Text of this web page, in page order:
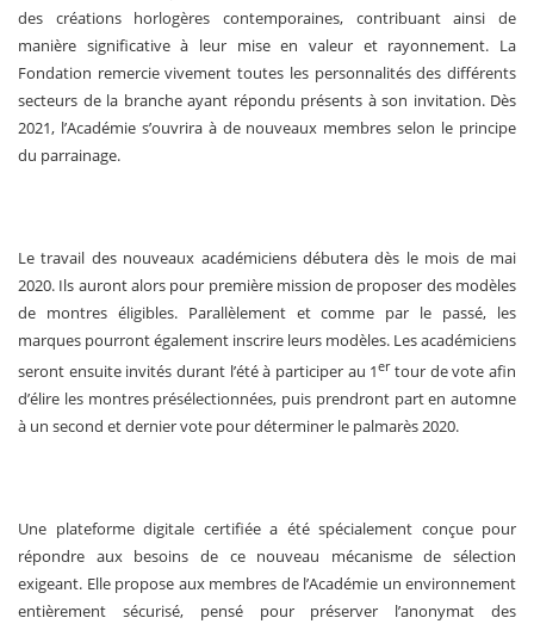
des créations horlogères contemporaines, contribuant ainsi de
manière significative à leur mise en valeur et rayonnement. La
Fondation remercie vivement toutes les personnalités des différents
secteurs de la branche ayant répondu présents à son invitation. Dès
2021, l’Académie s’ouvrira à de nouveaux membres selon le principe
du parrainage.
Le travail des nouveaux académiciens débutera dès le mois de mai
2020. Ils auront alors pour première mission de proposer des modèles
de montres éligibles. Parallèlement et comme par le passé, les
marques pourront également inscrire leurs modèles. Les académiciens
seront ensuite invités durant l’été à participer au 1ertour de vote afin
d’élire les montres présélectionnées, puis prendront part en automne
à un second et dernier vote pour déterminer le palmarès 2020.
Une plateforme digitale certifiée a été spécialement conçue pour
répondre aux besoins de ce nouveau mécanisme de sélection
exigeant. Elle propose aux membres de l’Académie un environnement
entièrement sécurisé, pensé pour préserver l’anonymat des